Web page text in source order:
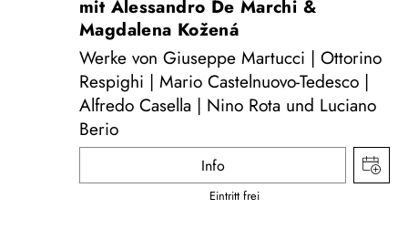
mit Alessandro De Marchi &
Magdalena Kožená
Werke von Giuseppe Martucci | Ottorino
Respighi | Mario Castelnuovo-Tedesco |
Alfredo Casella | Nino Rota und Luciano
Berio
Info
Eintritt frei